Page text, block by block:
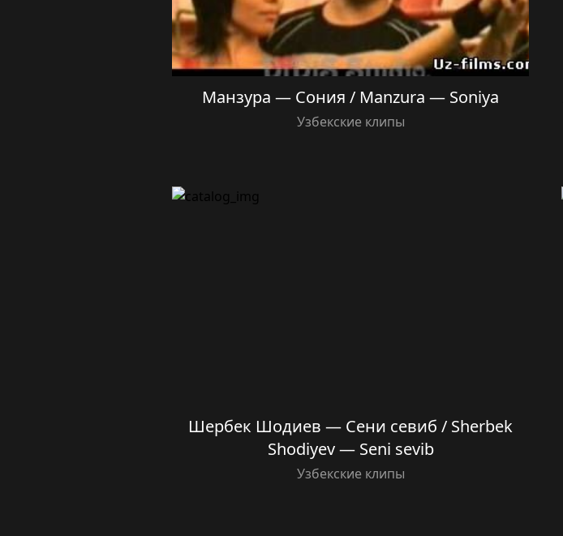
Манзура — Сония / Manzura — Soniya
Узбекские клипы
Шербек Шодиев — Сени севиб / Sherbek
Shodiyev — Seni sevib
Узбекские клипы